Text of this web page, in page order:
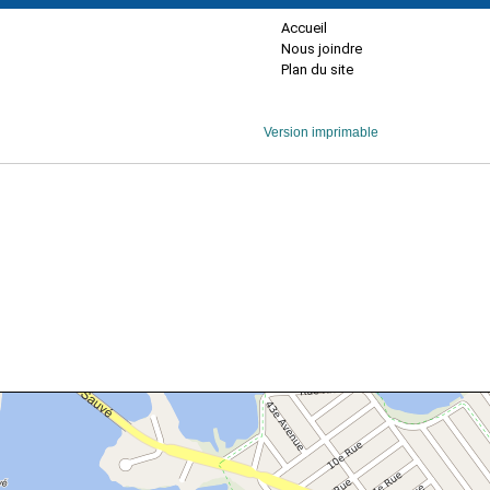
Accueil
Nous joindre
Plan du site
Version imprimable